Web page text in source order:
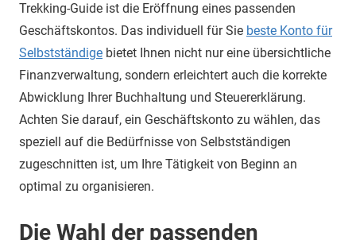
Trekking-Guide ist die Eröffnung eines passenden
Geschäftskontos. Das individuell für Sie beste Konto für
Selbstständige bietet Ihnen nicht nur eine übersichtliche
Finanzverwaltung, sondern erleichtert auch die korrekte
Abwicklung Ihrer Buchhaltung und Steuererklärung.
Achten Sie darauf, ein Geschäftskonto zu wählen, das
speziell auf die Bedürfnisse von Selbstständigen
zugeschnitten ist, um Ihre Tätigkeit von Beginn an
optimal zu organisieren.
Die Wahl der passenden